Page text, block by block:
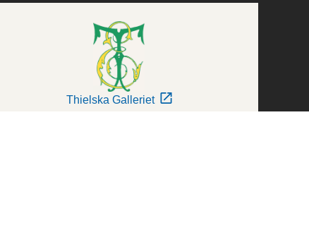
Thielska Galleriet